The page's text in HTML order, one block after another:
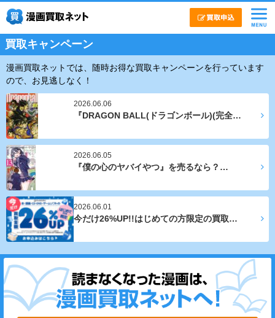
買取キャンペーン
漫画買取ネットでは、随時お得な買取キャンペーンを行っています
ので、お見逃しなく！
2026.06.06
『DRAGON BALL(ドラゴンボール)(完全…
2026.06.05
『僕の心のヤバイやつ』を売るなら？…
2026.06.01
今だけ26%UP!!はじめての方限定の買取…